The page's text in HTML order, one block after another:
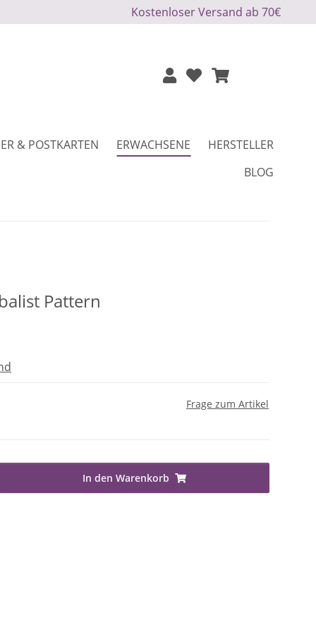
Kostenloser Versand ab 70€
& POSTKARTEN ERWACHSENE
HERSTELLER
BLOG
Pattern
Frage zum Artikel
In den Warenkorb